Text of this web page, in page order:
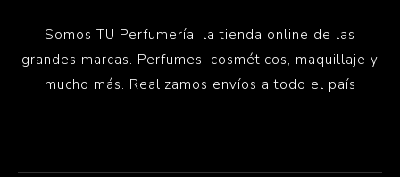
Somos TU Perfumería, la tienda online de las
grandes marcas. Perfumes, cosméticos, maquillaje y
mucho más. Realizamos envíos a todo el país